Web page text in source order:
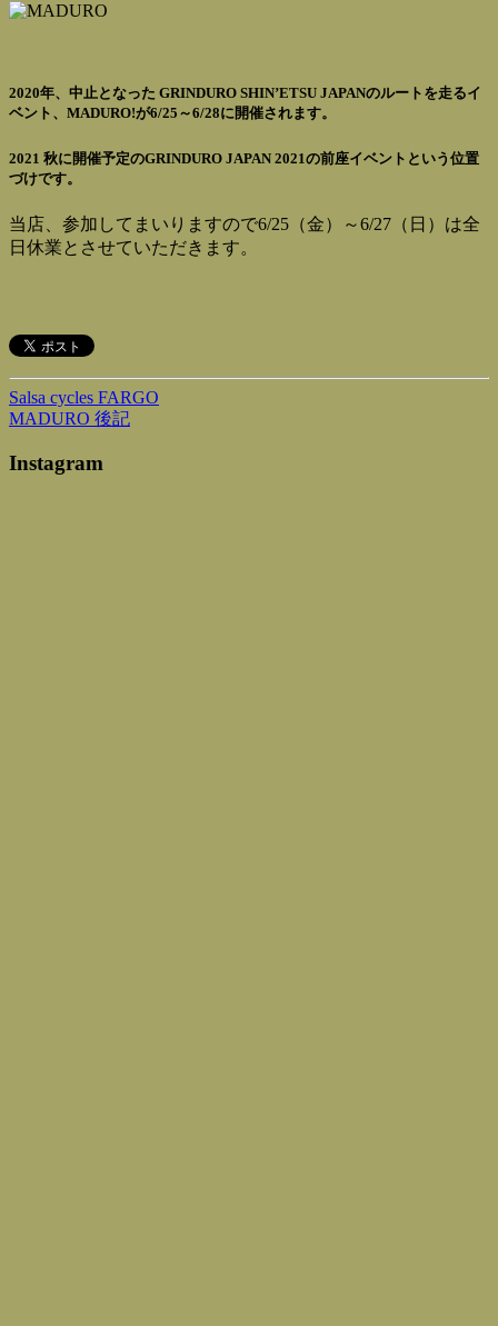
2020年、中止となった GRINDURO SHIN’ETSU JAPANのルートを走るイ
ベント、MADURO!が6/25～6/28に開催されます。
2021 秋に開催予定のGRINDURO JAPAN 2021の前座イベントという位置
づけです。
当店、参加してまいりますので6/25（金）～6/27（日）は全
日休業とさせていただきます。
Salsa cycles FARGO
MADURO 後記
Instagram